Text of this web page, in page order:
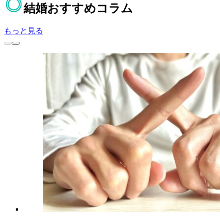
結婚おすすめコラム
もっと見る